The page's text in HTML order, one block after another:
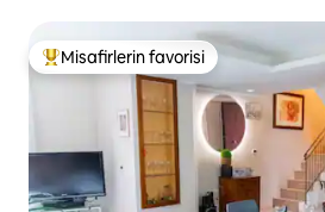
Misafirlerin favorilerinden en
Misafirlerin favorisi